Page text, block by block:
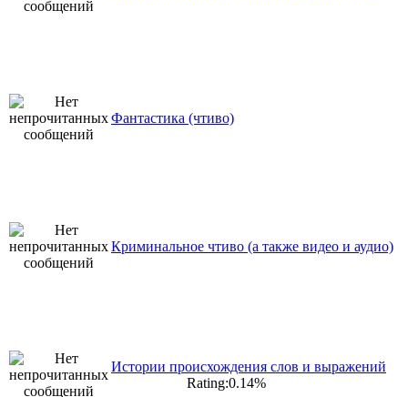
Фантастика (чтиво)
Криминальное чтиво (а также видео и аудио)
Истории происхождения слов и выражений
Rating:0.14%